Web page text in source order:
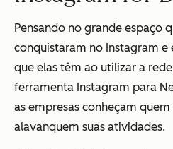
Pensando no grande espaço
conquistaram no Instagram e
que elas têm ao utilizar a
ferramenta Instagram para
as empresas conheçam
alavanquem suas atividades.